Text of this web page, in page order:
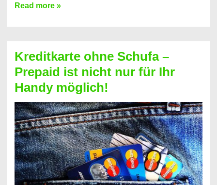
Konto
Neueröffnung
trotz
Schufaeintrag
möglich
Read more »
Kreditkarte ohne Schufa –
Prepaid ist nicht nur für Ihr
Handy möglich!